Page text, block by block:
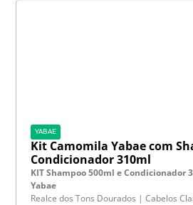
YABAE
Kit Camomila Yabae com
Condicionador 310ml
KIT Shampoo 500ml e Condicionador
Yabae
Realce dos Tons Dourados | Cabelos